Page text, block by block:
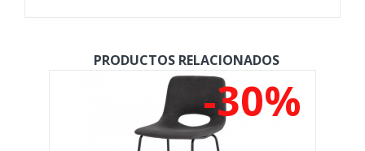
PRODUCTOS RELACIONADOS
-30%